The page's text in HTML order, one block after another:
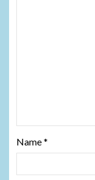
Name*